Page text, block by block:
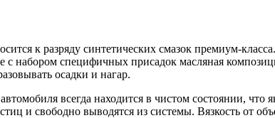
к разряду синтетических смазок премиум-
с набором специфичных присадок масляная
осадки и нагар.
всегда находится в чистом состоянии, что
и свободно выводятся из системы. Вязкость от